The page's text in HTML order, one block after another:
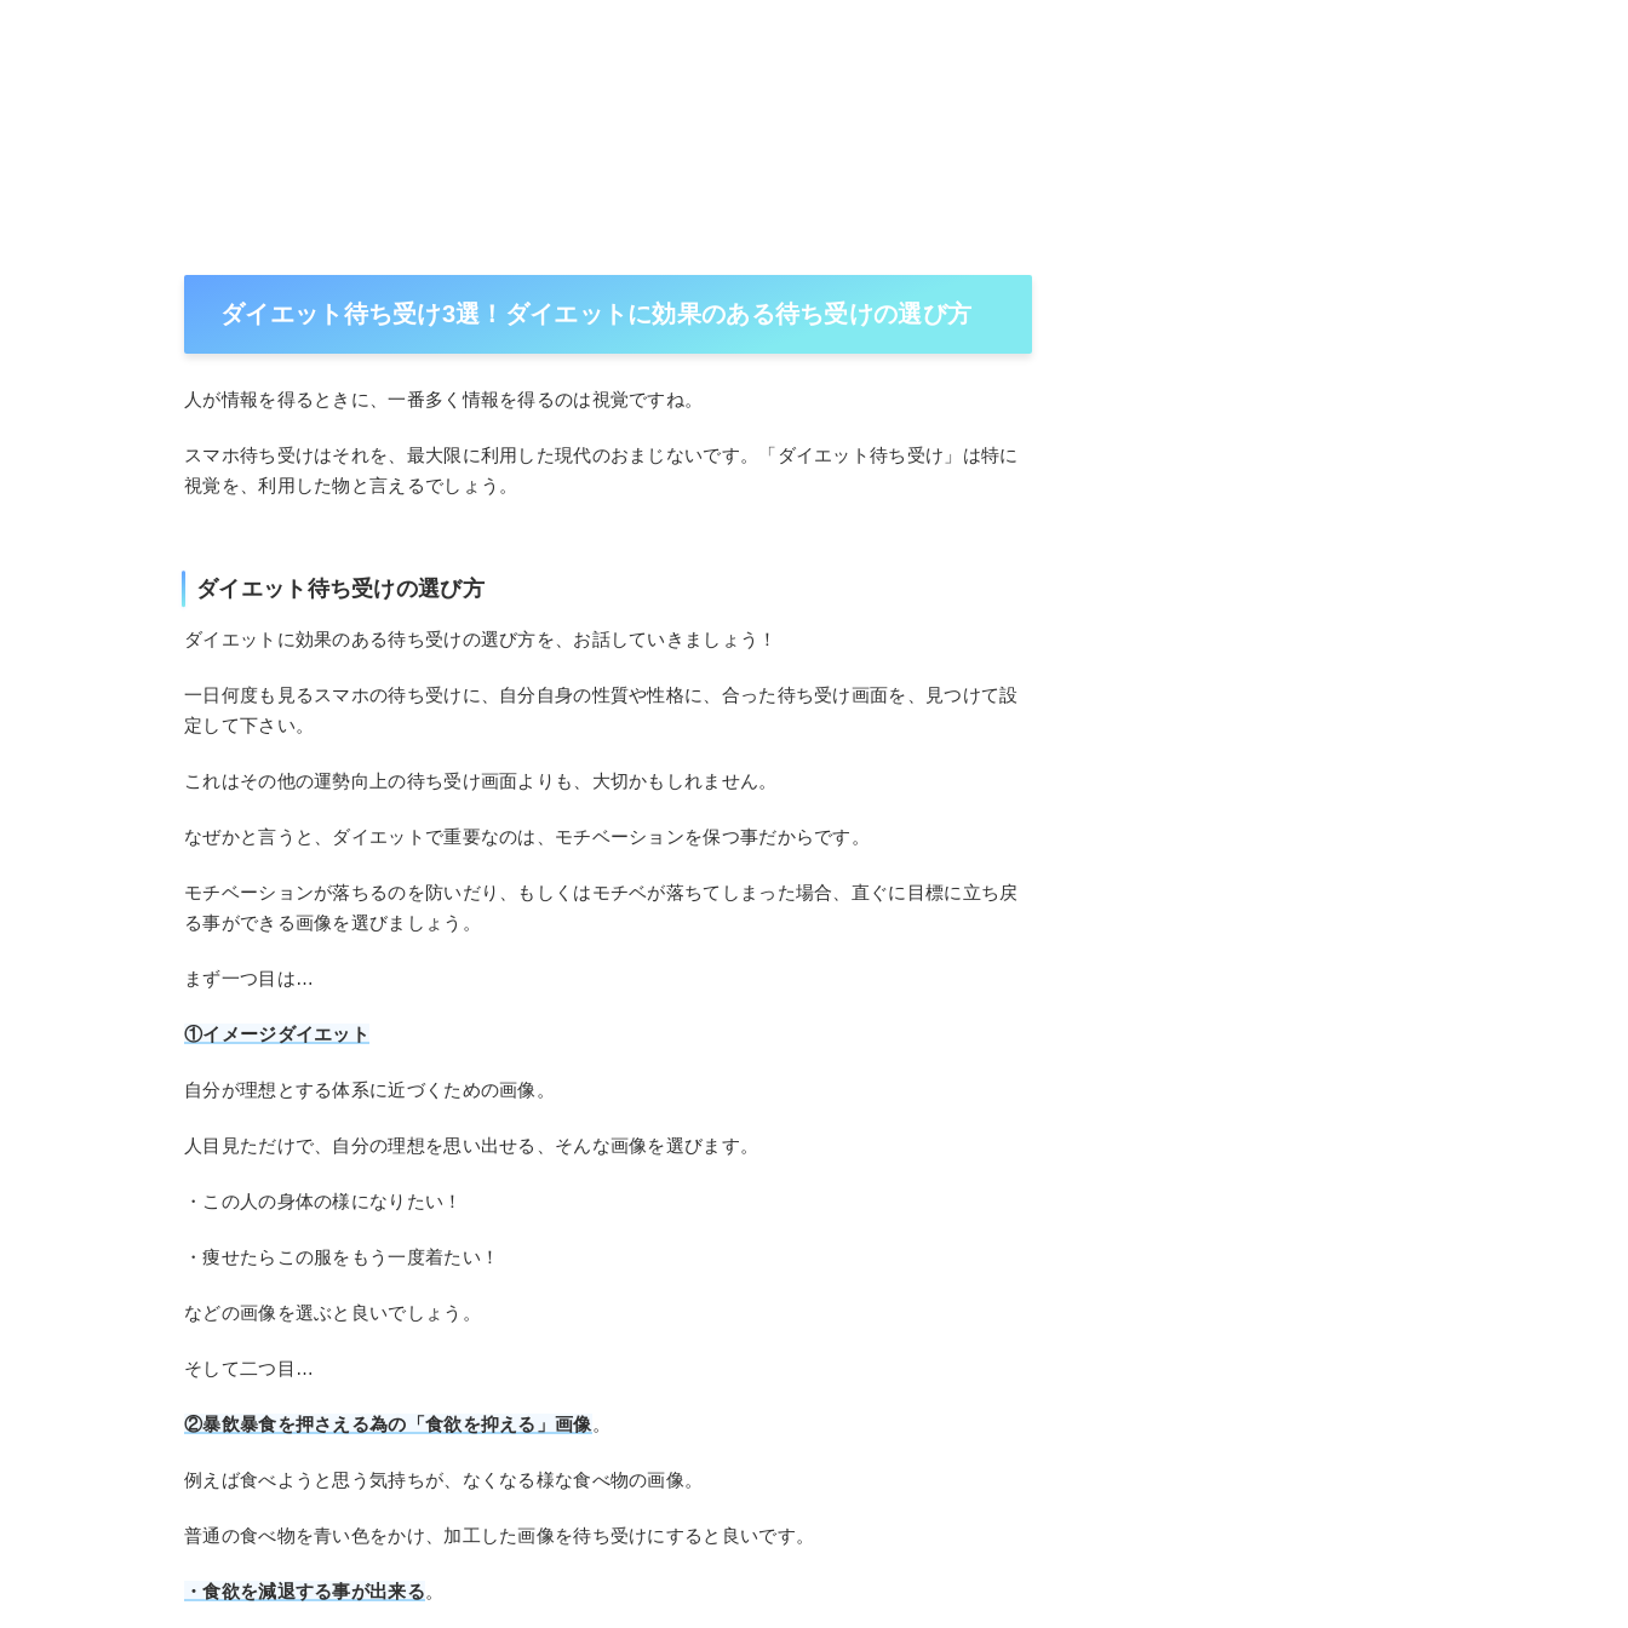
ダイエット待ち受け3選！ダイエットに効果のある待ち受けの選び方
人が情報を得るときに、一番多く情報を得るのは視覚ですね。
スマホ待ち受けはそれを、最大限に利用した現代のおまじないです。「ダイエット待ち受け」は特に
視覚を、利用した物と言えるでしょう。
ダイエット待ち受けの選び方
ダイエットに効果のある待ち受けの選び方を、お話していきましょう！
一日何度も見るスマホの待ち受けに、自分自身の性質や性格に、合った待ち受け画面を、見つけて設
定して下さい。
これはその他の運勢向上の待ち受け画面よりも、大切かもしれません。
なぜかと言うと、ダイエットで重要なのは、モチベーションを保つ事だからです。
モチベーションが落ちるのを防いだり、もしくはモチベが落ちてしまった場合、直ぐに目標に立ち戻
る事ができる画像を選びましょう。
まず一つ目は…
①イメージダイエット
自分が理想とする体系に近づくための画像。
人目見ただけで、自分の理想を思い出せる、そんな画像を選びます。
・この人の身体の様になりたい！
・痩せたらこの服をもう一度着たい！
などの画像を選ぶと良いでしょう。
そして二つ目…
②暴飲暴食を押さえる為の「食欲を抑える」画像 。
例えば食べようと思う気持ちが、なくなる様な食べ物の画像。
普通の食べ物を青い色をかけ、加工した画像を待ち受けにすると良いです。
・食欲を減退する事が出来る。